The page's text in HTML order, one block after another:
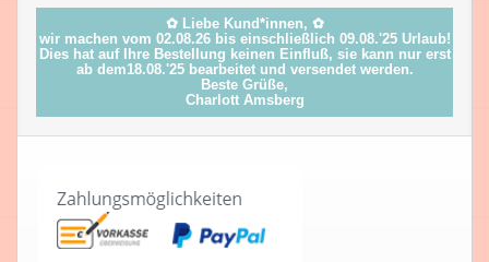
✿ Liebe Kund*innen, ✿
wir machen vom 02.08.26 bis einschließlich 09.08.'25 Urlaub!
Dies hat auf Ihre Bestellung keinen Einfluß, sie kann nur erst
ab dem18.08.'25 bearbeitet und versendet werden.
Beste Grüße,
Charlott Amsberg